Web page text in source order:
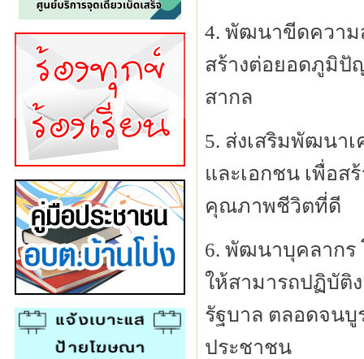
4. พัฒนาขีดความ
สร้างต่อยอดภูมิปั
สากล
5. ส่งเสริมพัฒนา
และเอกชน เพื่อส
คุณภาพชีวิตที่ดี
6. พัฒนาบุคลากร
ให้สามารถปฏิบัติ
รัฐบาล ตลอดจนบู
ประชาชน